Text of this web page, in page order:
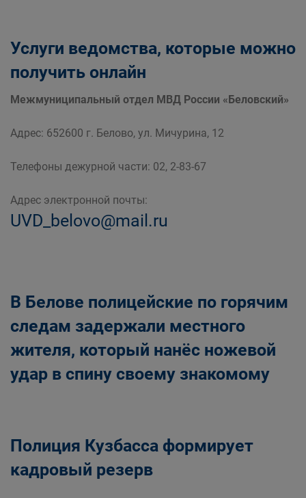
Услуги ведомства, которые можно
получить онлайн
Межмуниципальный отдел МВД России «Беловский»
Адрес: 652600 г. Белово, ул. Мичурина, 12
Телефоны дежурной части: 02, 2-83-67
Адрес электронной почты:
UVD_belovo@mail.ru
В Белове полицейские по горячим
следам задержали местного
жителя, который нанёс ножевой
удар в спину своему знакомому
Полиция Кузбасса формирует
кадровый резерв